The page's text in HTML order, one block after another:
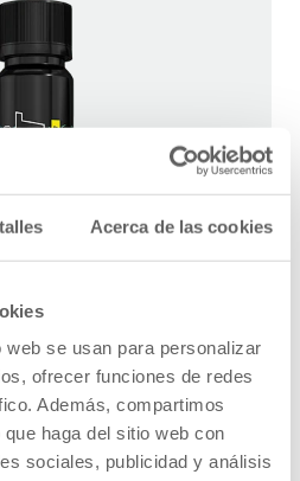
Acerca de las cookies
se usan para personalizar
ofrecer funciones de redes
Además, compartimos
haga del sitio web con
sociales, publicidad y análisis